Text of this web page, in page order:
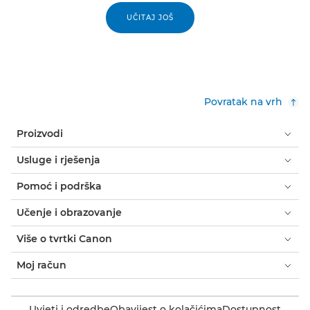
UČITAJ JOŠ
Povratak na vrh
Proizvodi
Usluge i rješenja
Pomoć i podrška
Učenje i obrazovanje
Više o tvrtki Canon
Moj račun